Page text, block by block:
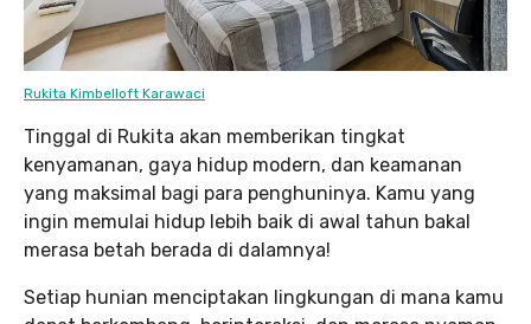
Rukita Kimbelloft Karawaci
Tinggal di Rukita akan memberikan tingkat
kenyamanan, gaya hidup modern, dan keamanan
yang maksimal bagi para penghuninya. Kamu yang
ingin memulai hidup lebih baik di awal tahun bakal
merasa betah berada di dalamnya!
Setiap hunian menciptakan lingkungan di mana kamu